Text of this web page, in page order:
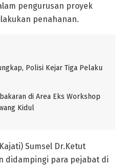
pengurusan proyek
penahanan.
Polisi Kejar Tiga Pelaku
di Area Eks Workshop
Kidul
Sumsel Dr.Ketut
didampingi para pejabat di